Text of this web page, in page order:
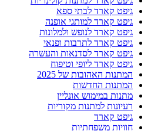
גיפט קארד לבתי ספא
גיפט קארד למותגי אופנה
גיפט קארד לנופש ולמלונות
גיפט קארד לתרבות ופנאי
גיפט קארד לסדנאות והעשרה
גיפט קארד ליופי וטיפוח
המתנות האהובות של 2025
המתנות החדשות
מתנות במימוש אונליין
רעיונות למתנות מקוריות
גיפט קארד
חוויות משפחתיות